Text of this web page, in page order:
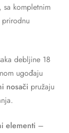
sa kompletnim
debljine 18
ugođaju
nosači pružaju
elementi –